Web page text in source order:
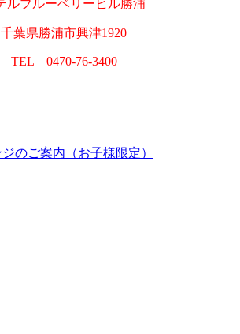
ルブルーベリーヒル勝浦
千葉県勝浦市興津1920
TEL 0470-76-3400
のご案内（お子様限定）